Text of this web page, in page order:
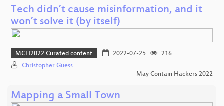
Tech didn’t cause misinformation, and it
won’t solve it (by itself)
MCH2022 Curated content 2022-07-25
216
Christopher Guess
May Contain Hackers 2022
Mapping a Small Town